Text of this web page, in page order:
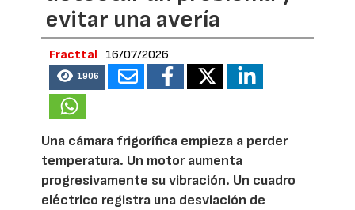
evitar una avería
Fracttal 16/07/2026
1906
Una cámara frigorífica empieza a perder
temperatura. Un motor aumenta
progresivamente su vibración. Un cuadro
eléctrico registra una desviación de